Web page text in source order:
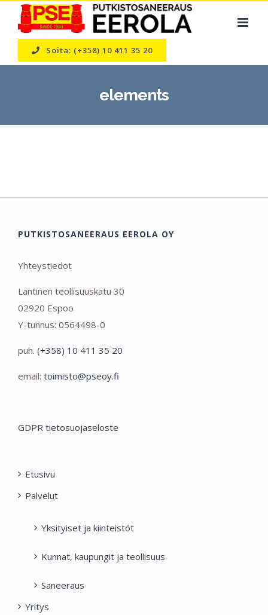
content
Soita: (+358) 10 411 35 20
elements
PUTKISTOSANEERAUS EEROLA OY
Yhteystiedot
Läntinen teollisuuskatu 30
02920 Espoo
Y-tunnus: 0564498-0
puh. (+358) 10 411 35 20
email: toimisto@pseoy.fi
GDPR tietosuojaseloste
Etusivu
Palvelut
Yksityiset ja kiinteistöt
Kunnat, kaupungit ja teollisuus
Saneeraus
Yritys